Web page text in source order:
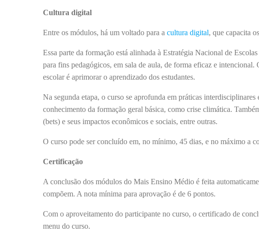
Cultura digital
Entre os módulos, há um voltado para a cultura digital, que capacita
Essa parte da formação está alinhada à Estratégia Nacional de
para fins pedagógicos, em sala de aula, de forma eficaz e
escolar é aprimorar o aprendizado dos estudantes.
Na segunda etapa, o curso se aprofunda em práticas interdisciplinares
conhecimento da formação geral básica, como crise climática.
(bets) e seus impactos econômicos e sociais, entre outras.
O curso pode ser concluído em, no mínimo, 45 dias, e no máximo a
Certificação
A conclusão dos módulos do Mais Ensino Médio é feita
compõem. A nota mínima para aprovação é de 6 pontos.
Com o aproveitamento do participante no curso, o certificado de
menu do curso.